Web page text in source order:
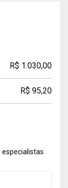
R$ 1.030,00
R$ 95,20
especialistas